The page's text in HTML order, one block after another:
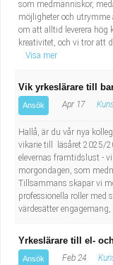
som medmänniskor,
möjligheter och utrymme
om att alltid leverera hög
kreativitet, och vi tror att
Visa mer
Vik yrkeslärare till
Ansök Apr 17
Hallå, är du vår nya
vikarie till läsåret 2025/
elevernas framtidslust -
morgondagen, som
Tillsammans skapar vi
professionella roller med
värdesätter engagemang,
Yrkeslärare till el-
Ansök Feb 24